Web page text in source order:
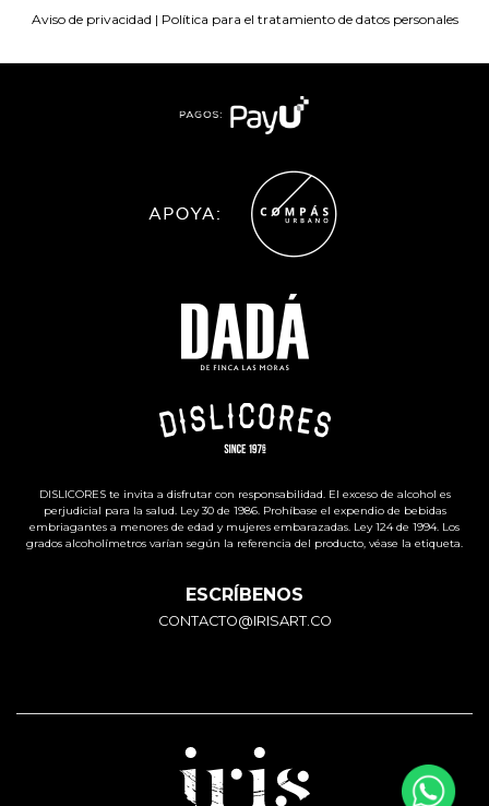
Aviso de privacidad | Política para el tratamiento de datos personales
DISLICORES te invita a disfrutar con responsabilidad. El exceso de alcohol es
perjudicial para la salud. Ley 30 de 1986. Prohíbase el expendio de bebidas
embriagantes a menores de edad y mujeres embarazadas. Ley 124 de 1994. Los
grados alcoholímetros varían según la referencia del producto, véase la etiqueta.
ESCRÍBENOS
CONTACTO@IRISART.CO